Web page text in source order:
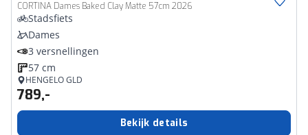
CORTINA Dames Baked Clay Matte 57cm 2026
Stadsfiets
Dames
3 versnellingen
57 cm
HENGELO GLD
789,-
Bekijk details